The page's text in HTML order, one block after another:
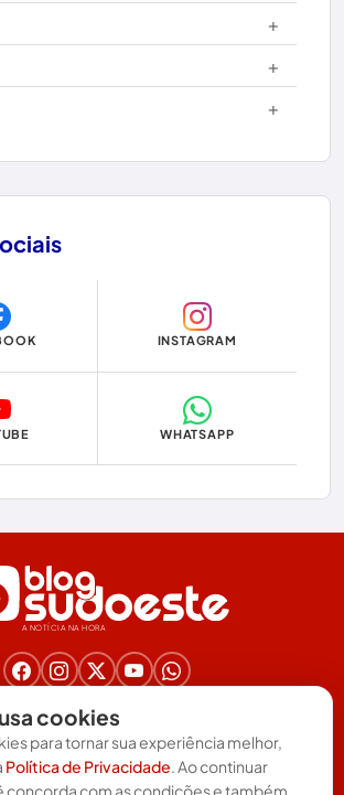
2026
+
+
+
INSTAGRAM
WHATSAPP
A NOTÍCIA NA HORA
(77) 3025-6571
de Privacidade| Termos de uso
cookies
para tornar sua experiência melhor,
Política de Privacidade. Ao continuar
concorda com as condições e também